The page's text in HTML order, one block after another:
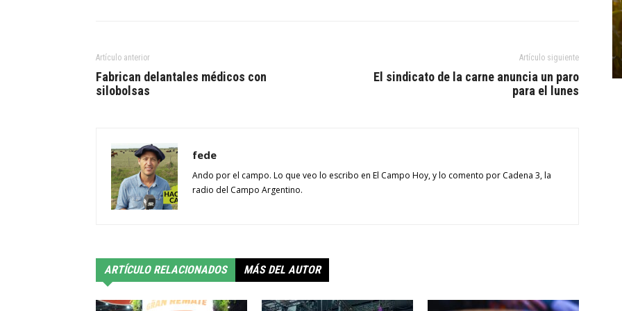
Artículo anterior
Fabrican delantales médicos con
silobolsas
Artículo siguiente
El sindicato de la carne anuncia un paro
para el lunes
fede
Ando por el campo. Lo que veo lo escribo en El Campo Hoy, y lo comento por Cadena 3, la
radio del Campo Argentino.
ARTÍCULO RELACIONADOS MÁS DEL AUTOR